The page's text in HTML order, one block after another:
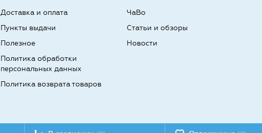
Доставка и оплата
Пункты выдачи
Полезное
ЧаВо
Статьи и обзоры
Новости
Политика обработки
персональных данных
Политика возврата товаров